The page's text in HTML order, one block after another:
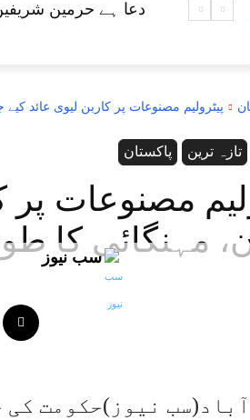
دعا ہے حرمین
پیٹرولیم مصنوعات پر کاربن لیوی عائد
پاکستان تازہ ترین
مصنوعات پر
مہنگائی کا
سب نیوز
آباد(سب نیوز)حکومت